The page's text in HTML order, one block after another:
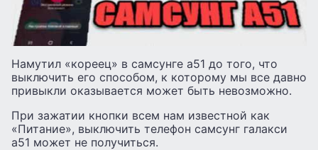
Намутил «кореец» в самсунге а51 до того, что
выключить его способом, к которому мы все давно
привыкли оказывается может быть невозможно.
При зажатии кнопки всем нам известной как
«Питание», выключить телефон самсунг галакси
а51 может не получиться.